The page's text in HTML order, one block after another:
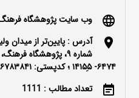
language وب سایت پژوهشگاه
location_on
آدرس : پایین‌تر از میدان
شماره ۹، پژوهشگاه
۶۴۷۴- ۱۴۱۵۵ِ ؛ کدپستی: ۱۴۱۶۷۸۳۸۴۱
event_note تعداد مطالب : 1111